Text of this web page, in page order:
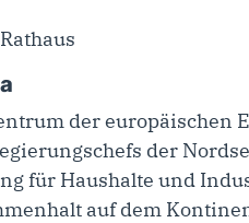
der
der
für Haushalte und
auf dem